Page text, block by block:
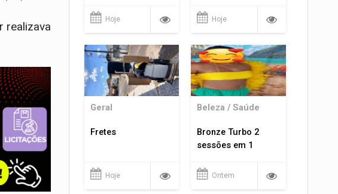
realizava
Hoje Hoje
Geral
Fretes
Hoje
Beleza / Saúde
Bronze Turbo 2
sessões em 1
Ontem